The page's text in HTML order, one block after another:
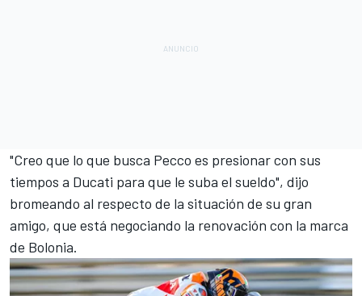
"Creo que lo que busca Pecco es presionar con sus
tiempos a Ducati para que le suba el sueldo", dijo
bromeando al respecto de la situación de su gran
amigo, que está negociando la renovación con la marca
de Bolonia.